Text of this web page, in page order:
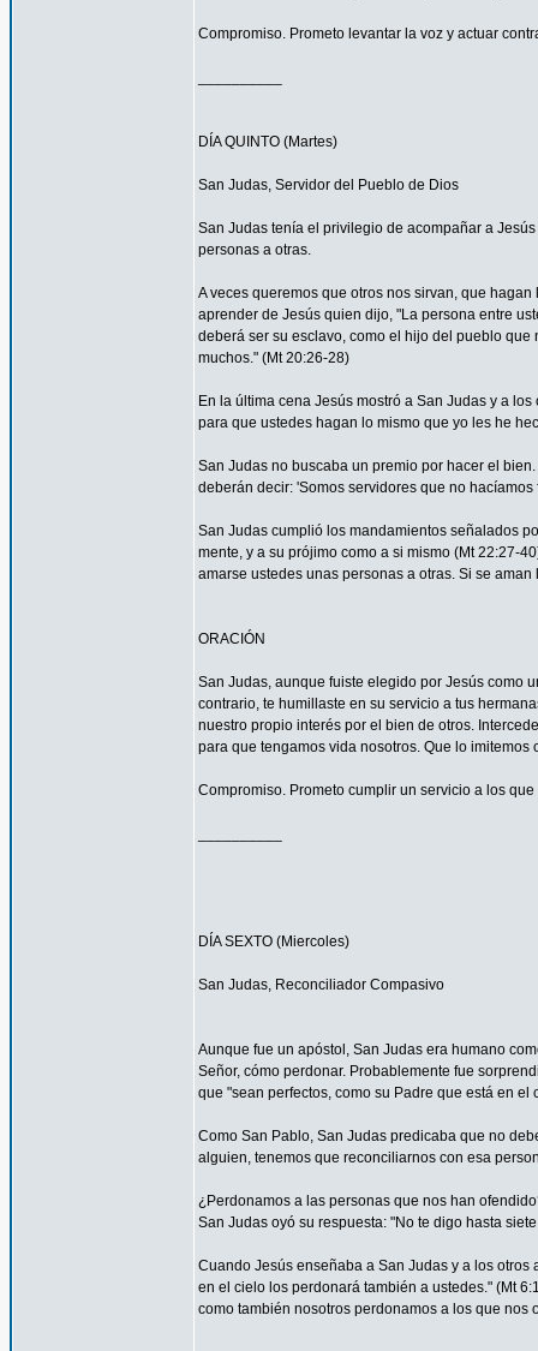
Compromiso. Prometo levantar la voz y actuar
DÍA QUINTO (Martes)
San Judas, Servidor del Pueblo de Dios
San Judas tenía el privilegio de acompañar a
personas a otras.
A veces queremos que otros nos sirvan, que
aprender de Jesús quien dijo, "La persona entre
deberá ser su esclavo, como el hijo del pueblo
muchos." (Mt 20:26-28)
En la última cena Jesús mostró a San Judas y a
para que ustedes hagan lo mismo que yo les he
San Judas no buscaba un premio por hacer el
deberán decir: 'Somos servidores que no
San Judas cumplió los mandamientos señalados
mente, y a su prójimo como a si mismo (Mt 22:27-
amarse ustedes unas personas a otras. Si se
ORACIÓN
San Judas, aunque fuiste elegido por Jesús como
contrario, te humillaste en su servicio a tus
nuestro propio interés por el bien de otros.
para que tengamos vida nosotros. Que lo
Compromiso. Prometo cumplir un servicio a los
DÍA SEXTO (Miercoles)
San Judas, Reconciliador Compasivo
Aunque fue un apóstol, San Judas era humano
Señor, cómo perdonar. Probablemente fue
que "sean perfectos, como su Padre que está en el
Como San Pablo, San Judas predicaba que no
alguien, tenemos que reconciliarnos con esa
¿Perdonamos a las personas que nos han
San Judas oyó su respuesta: "No te digo hasta
Cuando Jesús enseñaba a San Judas y a los
en el cielo los perdonará también a ustedes." (Mt
como también nosotros perdonamos a los que nos